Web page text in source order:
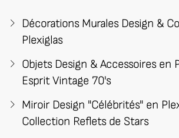
Décorations Murales Design &
Plexiglas
Objets Design & Accessoires en
Esprit Vintage 70's
Miroir Design "Célébrités" en
Collection Reflets de Stars